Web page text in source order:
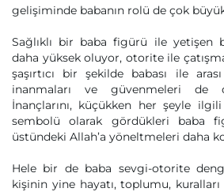
gelişiminde babanın rolü de çok
Sağlıklı bir baba figürü ile yetişen
daha yüksek oluyor, otorite ile
şaşırtıcı bir şekilde babası ile
inanmaları ve güvenmeleri de
İnançlarını, küçükken her şeyle
sembolü olarak gördükleri baba
üstündeki Allah’a yöneltmeleri daha
Hele bir de baba sevgi-otorite
kişinin yine hayatı, toplumu,